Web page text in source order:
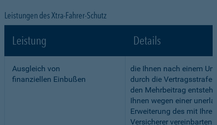
Leistungen des Xtra-Fahrer-Schutz
Leistung Details
Ausgleich von
finanziellen Einbußen
die Ihnen nach einem
durch die Vertragsstrafe
den Mehrbeitrag
Ihnen wegen einer
Erweiterung des mit
Versicherer vereinbarten